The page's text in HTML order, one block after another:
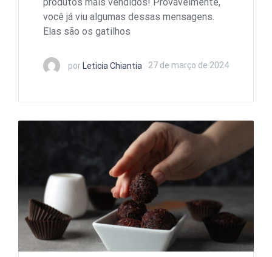
você já viu algumas dessas mensagens.
Elas são os gatilhos
porLeticia Chiantia 27 de março de 2024